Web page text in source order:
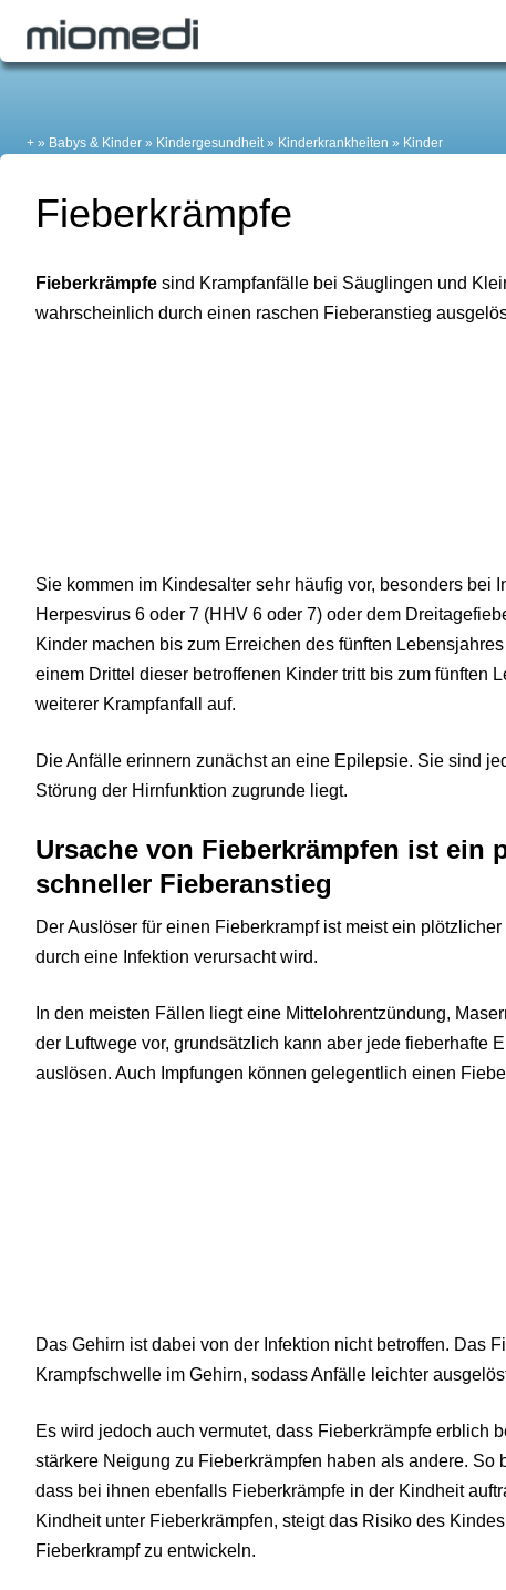
+ Babys & Kinder Kindergesundheit Kinderkrankheiten Kinder
Fieberkrämpfe
Fieberkrämpfe sind Krampfanfälle bei Säuglingen und
wahrscheinlich durch einen raschen Fieberanstieg
Sie kommen im Kindesalter sehr häufig vor, besonders bei
Herpesvirus 6 oder 7 (HHV 6 oder 7) oder dem
Kinder machen bis zum Erreichen des fünften
einem Drittel dieser betroffenen Kinder tritt bis zum fünften
weiterer Krampfanfall auf.
Die Anfälle erinnern zunächst an eine Epilepsie. Sie sind
Störung der Hirnfunktion zugrunde liegt.
Ursache von Fieberkrämpfen ist ein
schneller Fieberanstieg
Der Auslöser für einen Fieberkrampf ist meist ein
durch eine Infektion verursacht wird.
In den meisten Fällen liegt eine Mittelohrentzündung,
der Luftwege vor, grundsätzlich kann aber jede fieberhafte
auslösen. Auch Impfungen können gelegentlich einen
Das Gehirn ist dabei von der Infektion nicht betroffen. Das
Krampfschwelle im Gehirn, sodass Anfälle leichter
Es wird jedoch auch vermutet, dass Fieberkrämpfe erblich
stärkere Neigung zu Fieberkrämpfen haben als andere. So
dass bei ihnen ebenfalls Fieberkrämpfe in der Kindheit
Kindheit unter Fieberkrämpfen, steigt das Risiko des
Fieberkrampf zu entwickeln.